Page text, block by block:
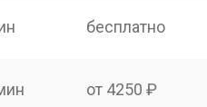
бесплатно
от 4250 ₽